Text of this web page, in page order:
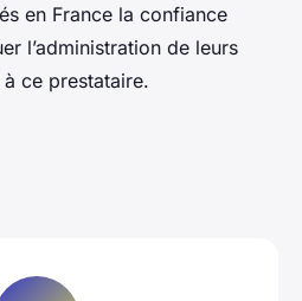
en France la confiance
l’administration de leurs
ce prestataire.